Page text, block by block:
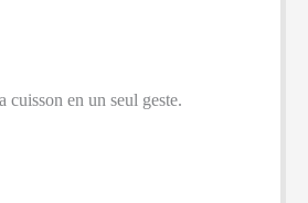
en un seul geste.